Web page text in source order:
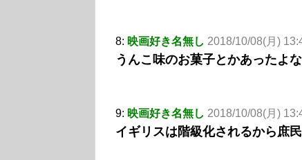
8: 映画好き名無し 2018/10/08(月)
うんこ味のお菓子とかあったよ
9: 映画好き名無し 2018/10/08(月)
イギリスは階級化されるから庶